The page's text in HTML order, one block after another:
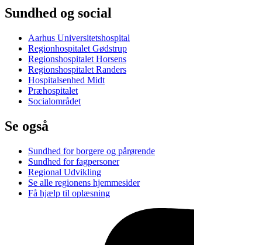
Sundhed og social
Aarhus Universitetshospital
Regionhospitalet Gødstrup
Regionshospitalet Horsens
Regionshospitalet Randers
Hospitalsenhed Midt
Præhospitalet
Socialområdet
Se også
Sundhed for borgere og pårørende
Sundhed for fagpersoner
Regional Udvikling
Se alle regionens hjemmesider
Få hjælp til oplæsning